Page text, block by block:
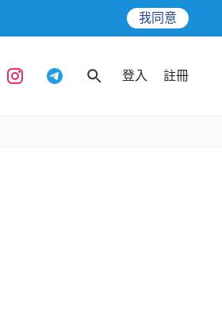
我同意
登入 註冊